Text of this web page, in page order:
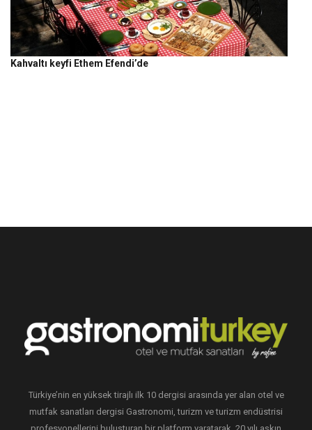
Kahvaltı keyfi Ethem Efendi’de
Türkiye’nin en yüksek tirajlı ilk 10 dergisi arasında yer alan otel ve
mutfak sanatları dergisi Gastronomi, turizm ve turizm endüstrisi